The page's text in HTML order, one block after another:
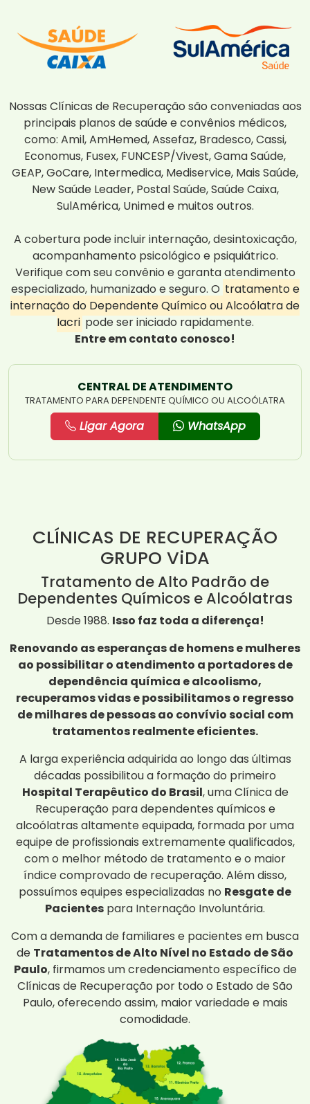
Nossas Clínicas de Recuperação são conveniadas aos
principais planos de saúde e convênios médicos,
como: Amil, AmHemed, Assefaz, Bradesco, Cassi,
Economus, Fusex, FUNCESP/Vivest, Gama Saúde,
GEAP, GoCare, Intermedica, Mediservice, Mais Saúde,
New Saúde Leader, Postal Saúde, Saúde Caixa,
SulAmérica, Unimed e muitos outros.
A cobertura pode incluir internação, desintoxicação,
acompanhamento psicológico e psiquiátrico.
Verifique com seu convênio e garanta atendimento
especializado, humanizado e seguro. O tratamento e
internação do Dependente Químico ou Alcoólatra de
Iacri pode ser iniciado rapidamente.
Entre em contato conosco!
CENTRAL DE ATENDIMENTO
TRATAMENTO PARA DEPENDENTE QUÍMICO OU ALCOÓLATRA
Ligar Agora WhatsApp
CLÍNICAS DE RECUPERAÇÃO
GRUPO ViDA
Tratamento de Alto Padrão de
Dependentes Químicos e Alcoólatras
Desde 1988. Isso faz toda a diferença!
Renovando as esperanças de homens e mulheres
ao possibilitar o atendimento a portadores de
dependência química e alcoolismo,
recuperamos vidas e possibilitamos o regresso
de milhares de pessoas ao convívio social com
tratamentos realmente eficientes.
A larga experiência adquirida ao longo das últimas
décadas possibilitou a formação do primeiro
Hospital Terapêutico do Brasil, uma Clínica de
Recuperação para dependentes químicos e
alcoólatras altamente equipada, formada por uma
equipe de profissionais extremamente qualificados,
com o melhor método de tratamento e o maior
índice comprovado de recuperação. Além disso,
possuímos equipes especializadas no Resgate de
Pacientes para Internação Involuntária.
Com a demanda de familiares e pacientes em busca
de Tratamentos de Alto Nível no Estado de São
Paulo, firmamos um credenciamento específico de
Clínicas de Recuperação por todo o Estado de São
Paulo, oferecendo assim, maior variedade e mais
comodidade.